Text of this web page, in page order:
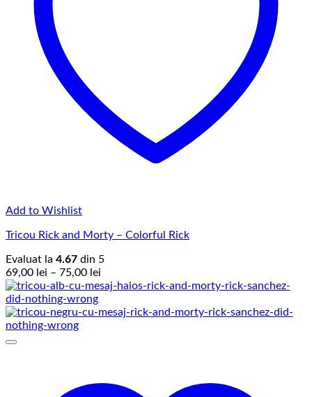
Add to Wishlist
Tricou Rick and Morty – Colorful Rick
Evaluat la 4.67 din 5
69,00 lei – 75,00 lei
de
69,00 lei